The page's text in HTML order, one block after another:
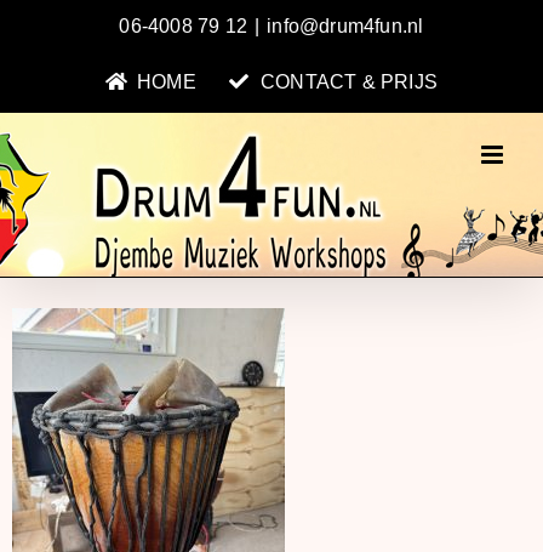
06-4008 79 12 info@drum4fun.nl
HOME CONTACT & PRIJS